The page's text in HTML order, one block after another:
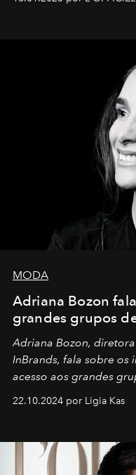
MODA
Adriana Bozon
grandes grupos
Adriana Bozon,
InBrands, fala sobre os
acesso aos grandes
22.10.2024 por Ligia Kas